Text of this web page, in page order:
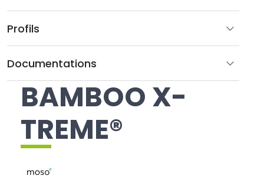
BAMBOO X-
TREME®
Profils
Documentations